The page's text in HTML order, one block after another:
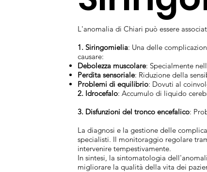
L'anomalia di Chiari può essere
1. Siringomielia: Una delle
causare:
Debolezza muscolare: Specialmente
Perdita sensoriale: Riduzione della
Problemi di equilibrio: Dovuti al
2. Idrocefalo: Accumulo di liquido
3. Disfunzioni del tronco encefalico:
La diagnosi e la gestione delle
specialisti. Il monitoraggio regolare
intervenire tempestivamente.
In sintesi, la sintomatologia
migliorare la qualità della vita dei